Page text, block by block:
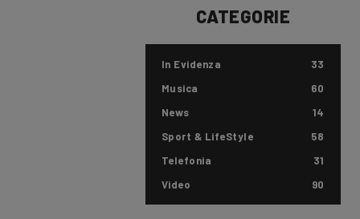
CATEGORIE
In Evidenza
33
Musica
60
News
14
Sport & LifeStyle
58
Telefonia
31
Video
90